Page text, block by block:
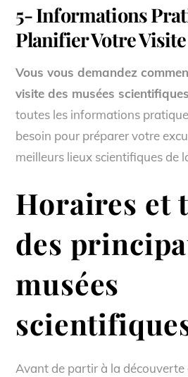
5- Informations
Planifier Votre
Vous vous demandez
visite des musées
toutes les informations
besoin pour préparer votre
meilleurs lieux scientifiques de
Horaires et
des
musées
Avant de partir à la